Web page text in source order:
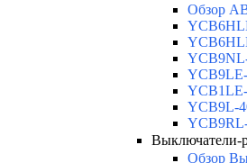
Обзор
YCB9L-
Выключатели-
Обзор